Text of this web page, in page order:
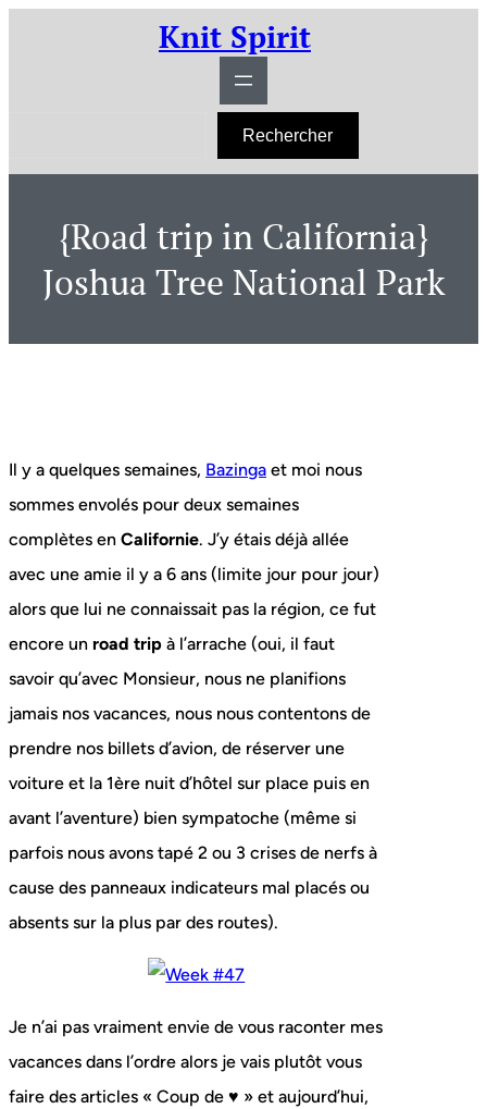
Knit Spirit
h
Rechercher
{Road trip in California}
Joshua Tree National Park
Il y a quelques semaines, Bazinga et moi nous
sommes envolés pour deux semaines
complètes en Californie. J’y étais déjà allée
avec une amie il y a 6 ans (limite jour pour jour)
alors que lui ne connaissait pas la région, ce fut
encore un road trip à l’arrache (oui, il faut
savoir qu’avec Monsieur, nous ne planifions
jamais nos vacances, nous nous contentons de
prendre nos billets d’avion, de réserver une
voiture et la 1ère nuit d’hôtel sur place puis en
avant l’aventure) bien sympatoche (même si
parfois nous avons tapé 2 ou 3 crises de nerfs à
cause des panneaux indicateurs mal placés ou
absents sur la plus par des routes).
Je n’ai pas vraiment envie de vous raconter mes
vacances dans l’ordre alors je vais plutôt vous
faire des articles « Coup de ♥ » et aujourd’hui,